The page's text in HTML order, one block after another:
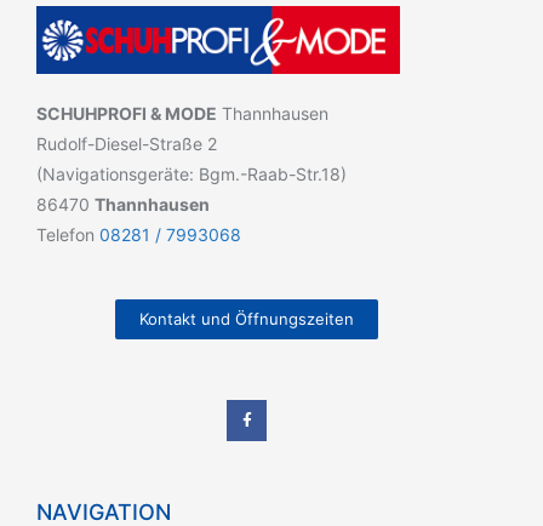
SCHUHPROFI & MODE Thannhausen
Rudolf-Diesel-Straße 2
(Navigationsgeräte: Bgm.-Raab-Str.18)
86470 Thannhausen
Telefon 08281 / 7993068
Kontakt und Öffnungszeiten
NAVIGATION